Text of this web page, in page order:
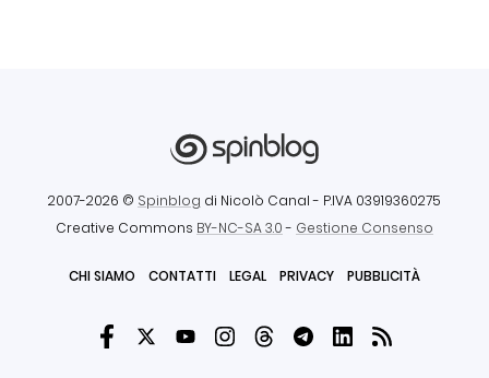
2007-2026 © Spinblog di Nicolò Canal - P.IVA 03919360275
Creative Commons BY-NC-SA 3.0- Gestione Consenso
CHI SIAMO CONTATTI LEGAL PRIVACY PUBBLICITÀ